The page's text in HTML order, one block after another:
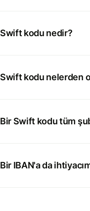
Swift kodu nedir?
Swift kodu nelerden
Bir Swift kodu tüm
Bir IBAN'a da